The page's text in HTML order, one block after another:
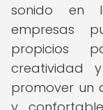
sonido en
empresas
propicios
creatividad
promover un